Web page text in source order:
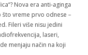
Nova era anti-aginga
što vreme prvo odnese –
Fileri više nisu jedini
laseri,
menjaju način na koji